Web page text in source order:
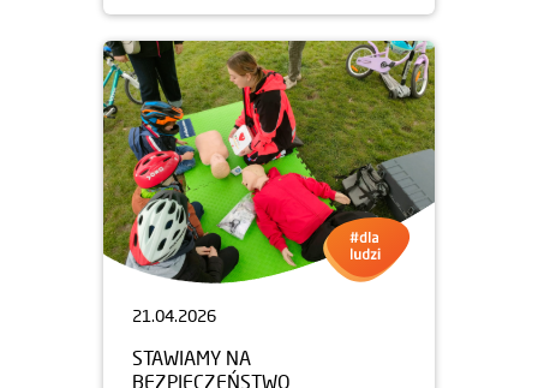
21.04.2026
STAWIAMY NA
BEZPIECZEŃSTWO